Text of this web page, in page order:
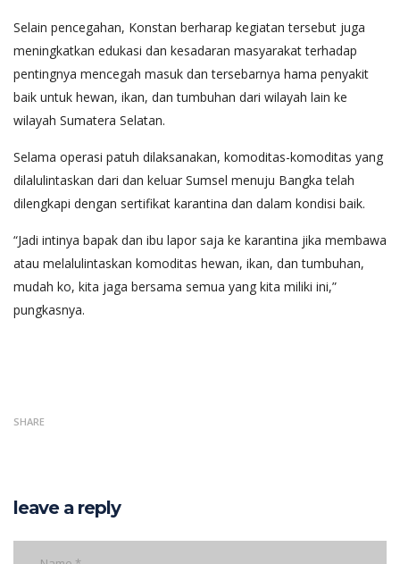
Selain pencegahan, Konstan berharap kegiatan tersebut juga
meningkatkan edukasi dan kesadaran masyarakat terhadap
pentingnya mencegah masuk dan tersebarnya hama penyakit
baik untuk hewan, ikan, dan tumbuhan dari wilayah lain ke
wilayah Sumatera Selatan.
Selama operasi patuh dilaksanakan, komoditas-komoditas yang
dilalulintaskan dari dan keluar Sumsel menuju Bangka telah
dilengkapi dengan sertifikat karantina dan dalam kondisi baik.
“Jadi intinya bapak dan ibu lapor saja ke karantina jika membawa
atau melalulintaskan komoditas hewan, ikan, dan tumbuhan,
mudah ko, kita jaga bersama semua yang kita miliki ini,”
pungkasnya.
SHARE
leave a reply